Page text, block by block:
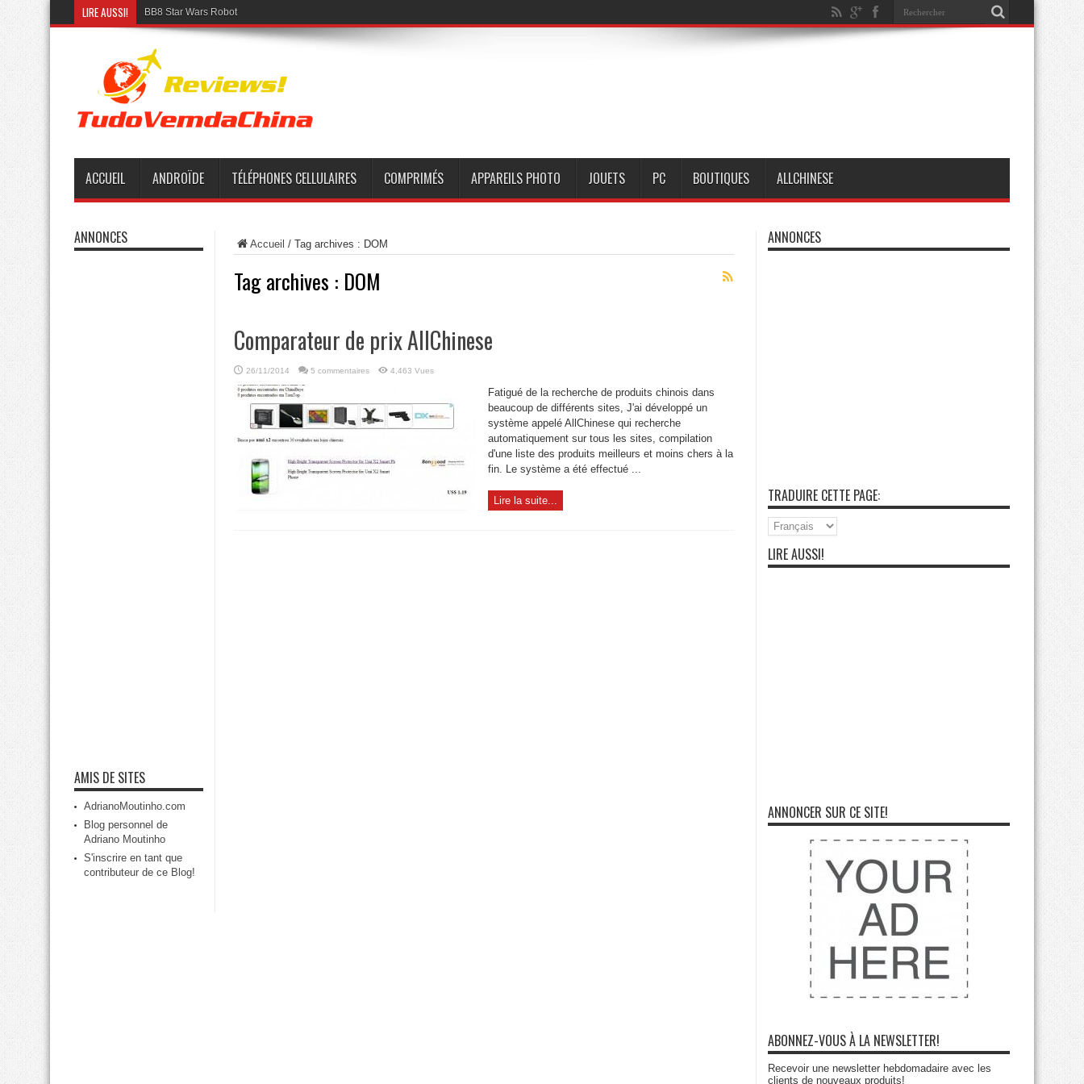
LIRE AUSSI! BB8 Star Wars Robot
ACCUEIL ANDROÏDE TÉLÉPHONES CELLULAIRES COMPRIMÉS APPAREILS PHOTO JOUETS PC BOUTIQUES ALLCHINESE
Accueil / Tag archives : DOM
Tag archives : DOM
Comparateur de prix AllChinese
26/11/2014 5 commentaires 4,463 Vues
Fatigué de la recherche de produits chinois dans
beaucoup de différents sites, J'ai développé un
système appelé AllChinese qui recherche
automatiquement sur tous les sites, compilation
d'une liste des produits meilleurs et moins chers à la
fin. Le système a été effectué ...
Lire la suite...
ANNONCES
AMIS DE SITES
AdrianoMoutinho.com
Blog personnel de
Adriano Moutinho
S'inscrire en tant que
contributeur de ce Blog!
ANNONCES
TRADUIRE CETTE PAGE:
LIRE AUSSI!
ANNONCER SUR CE SITE!
ABONNEZ-VOUS À LA NEWSLETTER!
Recevoir une newsletter hebdomadaire avec les
clients de nouveaux produits!